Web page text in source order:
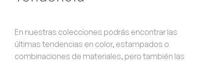
En nuestras colecciones podrás encontrar las
últimas tendencias en color, estampados o
combinaciones de materiales, pero también las